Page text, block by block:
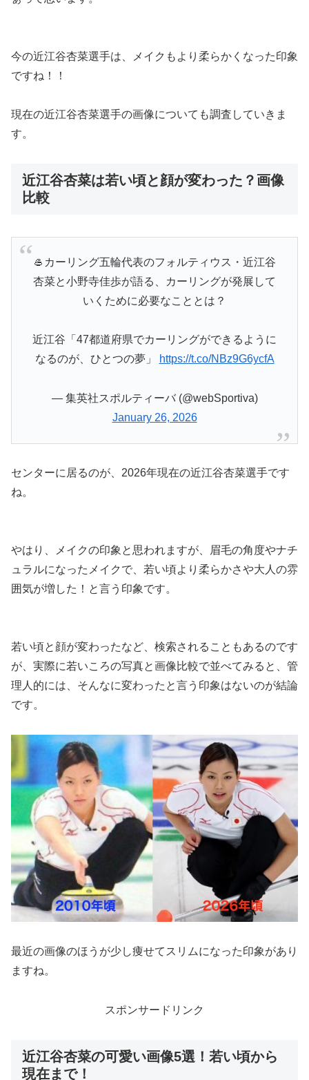
今の近江谷杏菜選手は、メイクもより柔らかくなった印象
ですね！！
現在の近江谷杏菜選手の画像についても調査していきま
す。
近江谷杏菜は若い頃と顔が変わった？画像
比較
🥌カーリング五輪代表のフォルティウス・近江谷
杏菜と小野寺佳歩が語る、カーリングが発展して
いくために必要なこととは？
近江谷「47都道府県でカーリングができるように
なるのが、ひとつの夢」
https://t.co/NBz9G6ycfA
— 集英社スポルティーバ (@webSportiva)
January 26, 2026
センターに居るのが、2026年現在の近江谷杏菜選手です
ね。
やはり、メイクの印象と思われますが、眉毛の角度やナチ
ュラルになったメイクで、若い頃より柔らかさや大人の雰
囲気が増した！と言う印象です。
若い頃と顔が変わったなど、検索されることもあるのです
が、実際に若いころの写真と画像比較で並べてみると、管
理人的には、そんなに変わったと言う印象はないのが結論
です。
最近の画像のほうが少し痩せてスリムになった印象があり
ますね。
スポンサードリンク
近江谷杏菜の可愛い画像5選！若い頃から
現在まで！